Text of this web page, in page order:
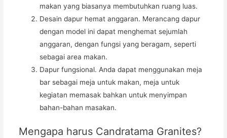
makan yang biasanya membutuhkan ruang luas.
Desain dapur hemat anggaran. Merancang dapur
dengan model ini dapat menghemat sejumlah
anggaran, dengan fungsi yang beragam, seperti
sebagai area makan.
Dapur fungsional. Anda dapat menggunakan meja
bar sebagai meja untuk makan, meja untuk
kegiatan memasak bahkan untuk menyimpan
bahan-bahan masakan.
Mengapa harus Candratama Granites?